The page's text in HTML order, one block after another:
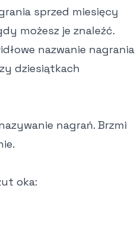
sprzed miesięcy
możesz je znaleźć.
nazwanie nagrania
dziesiątkach
nagrań. Brzmi
oka: